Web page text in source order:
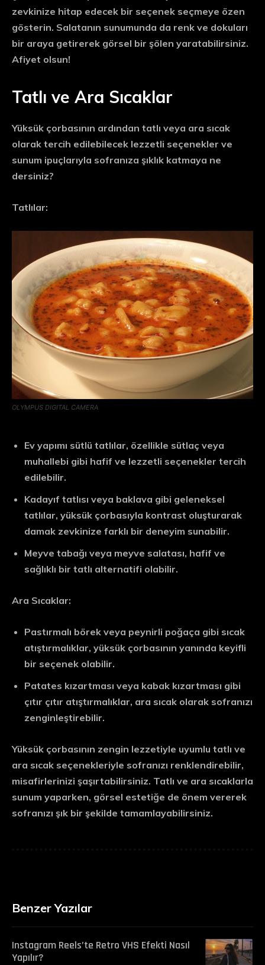
zevkinize hitap edecek bir seçenek seçmeye özen
gösterin. Salatanın sunumunda da renk ve dokuları
bir araya getirerek görsel bir şölen yaratabilirsiniz.
Afiyet olsun!
Tatlı ve Ara Sıcaklar
Yüksük çorbasının ardından tatlı veya ara sıcak
olarak tercih edilebilecek lezzetli seçenekler ve
sunum ipuçlarıyla sofranıza şıklık katmaya ne
dersiniz?
Tatlılar:
OLYMPUS DIGITAL CAMERA
Ev yapımı sütlü tatlılar, özellikle sütlaç veya
muhallebi gibi hafif ve lezzetli seçenekler tercih
edilebilir.
Kadayıf tatlısı veya baklava gibi geleneksel
tatlılar, yüksük çorbasıyla kontrast oluşturarak
damak zevkinize farklı bir deneyim sunabilir.
Meyve tabağı veya meyve salatası, hafif ve
sağlıklı bir tatlı alternatifi olabilir.
Ara Sıcaklar:
Pastırmalı börek veya peynirli poğaça gibi sıcak
atıştırmalıklar, yüksük çorbasının yanında keyifli
bir seçenek olabilir.
Patates kızartması veya kabak kızartması gibi
çıtır çıtır atıştırmalıklar, ara sıcak olarak sofranızı
zenginleştirebilir.
Yüksük çorbasının zengin lezzetiyle uyumlu tatlı ve
ara sıcak seçenekleriyle sofranızı renklendirebilir,
misafirlerinizi şaşırtabilirsiniz. Tatlı ve ara sıcaklarla
sunum yaparken, görsel estetiğe de önem vererek
sofranızı şık bir şekilde tamamlayabilirsiniz.
Benzer Yazılar
Instagram Reels’te Retro VHS Efekti Nasıl
Yapılır?